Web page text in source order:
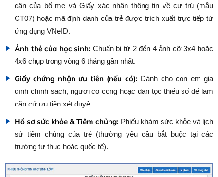
dân của bố mẹ và Giấy xác nhận thông tin về cư trú (mẫu
CT07) hoặc mã định danh của trẻ được trích xuất trực tiếp từ
ứng dụng VNeID.
Ảnh thẻ của học sinh: Chuẩn bị từ 2 đến 4 ảnh cỡ 3x4 hoặc
4x6 chụp trong vòng 6 tháng gần nhất.
Giấy chứng nhận ưu tiên (nếu có): Dành cho con em gia
đình chính sách, người có công hoặc dân tộc thiểu số để làm
căn cứ ưu tiên xét duyệt.
Hồ sơ sức khỏe & Tiêm chủng: Phiếu khám sức khỏe và lịch
sử tiêm chủng của trẻ (thường yêu cầu bắt buộc tại các
trường tư thục hoặc quốc tế).